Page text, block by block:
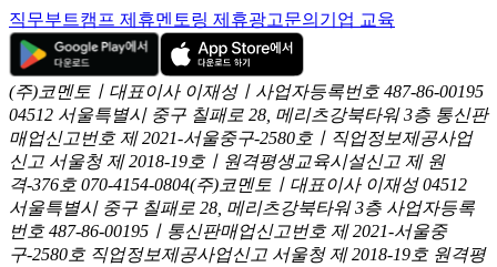
직무부트캠프 제휴멘토링 제휴광고문의 기업 교육
(주)코멘토ㅣ대표이사 이재성ㅣ사업자등록번호 487-86-00195
04512 서울특별시 중구 칠패로 28, 메리츠강북타워 3층 통신판
매업신고번호 제 2021-서울중구-2580호ㅣ직업정보제공사업
신고 서울청 제 2018-19호ㅣ원격평생교육시설신고 제 원
격-376호 070-4154-0804(주)코멘토ㅣ대표이사 이재성 04512
서울특별시 중구 칠패로 28, 메리츠강북타워 3층 사업자등록
번호 487-86-00195ㅣ통신판매업신고번호 제 2021-서울중
구-2580호 직업정보제공사업신고 서울청 제 2018-19호 원격평